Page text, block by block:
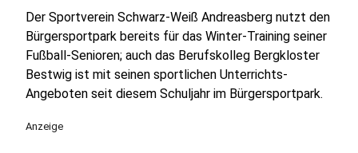
Der Sportverein Schwarz-Weiß Andreasberg nutzt den
Bürgersportpark bereits für das Winter-Training seiner
Fußball-Senioren; auch das Berufskolleg Bergkloster
Bestwig ist mit seinen sportlichen Unterrichts-
Angeboten seit diesem Schuljahr im Bürgersportpark.
Anzeige